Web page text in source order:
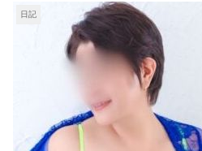
日記